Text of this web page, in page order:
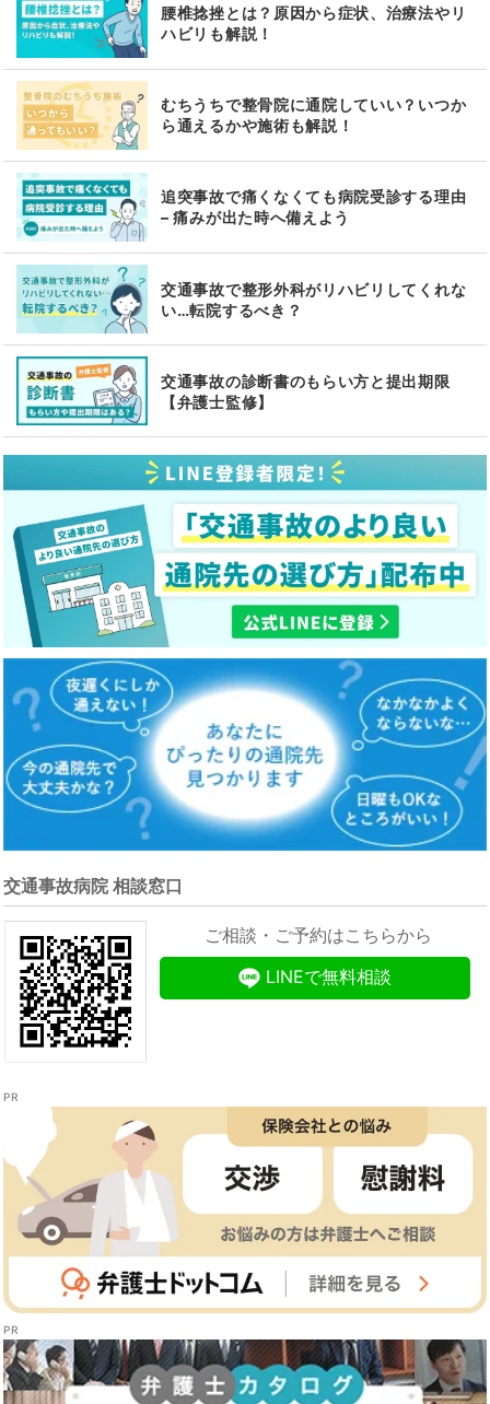
腰椎捻挫とは？原因から症状、治療法やリ
ハビリも解説！
むちうちで整骨院に通院していい？いつか
ら通えるかや施術も解説！
追突事故で痛くなくても病院受診する理由
– 痛みが出た時へ備えよう
交通事故で整形外科がリハビリしてくれな
い…転院するべき？
交通事故の診断書のもらい方と提出期限
【弁護士監修】
交通事故病院 相談窓口
ご相談・ご予約はこちらから
LINEで無料相談